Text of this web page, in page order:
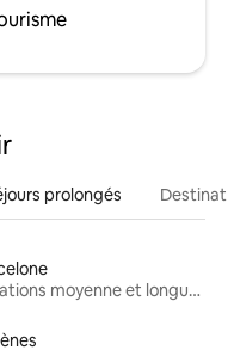
prolongés
Locations moyenne et longue durée